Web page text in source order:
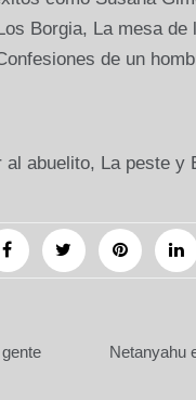
Borgia, La mesa
de un
abuelito, La peste y
Netanyahu